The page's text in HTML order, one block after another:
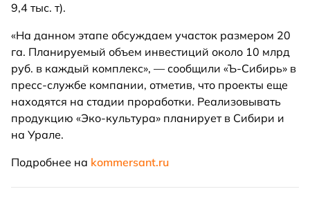
9,4 тыс. т).
«На данном этапе обсуждаем участок размером 20
га. Планируемый объем инвестиций около 10 млрд
руб. в каждый комплекс», — сообщили «Ъ-Сибирь» в
пресс-службе компании, отметив, что проекты еще
находятся на стадии проработки. Реализовывать
продукцию «Эко-культура» планирует в Сибири и
на Урале.
Подробнее на kommersant.ru